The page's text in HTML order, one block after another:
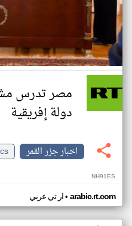
مصر تدرس
دولة إفريقية
اخبار جزر القمر
NH91ES
ار تي عربي• arabic.rt.com